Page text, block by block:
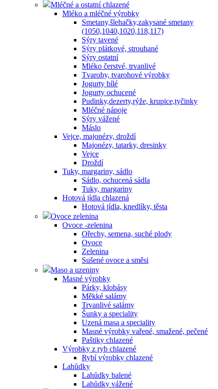
Mléčné a ostatní chlazené
Mléko a mléčné výrobky
Smetany,šlehačky,zakysané smetany
(1050,1040,1020,118,117)
Sýry tavené
Sýry plátkové, strouhané
Sýry ostatní
Mléko čerstvé, trvanlivé
Tvarohy, tvarohové výrobky
Jogurty bílé
Jogurty ochucené
Pudinky,dezerty,rýže, krupice,tyčinky
Mléčné nápoje
Sýry vážené
Máslo
Vejce, majonézy, droždí
Majonézy, tatarky, dresinky
Vejce
Droždí
Tuky, margariny, sádlo
Sádlo, ochucená sádla
Tuky, margariny
Hotová jídla chlazená
Hotová jídla, knedlíky, těsta
Ovoce zelenina
Ovoce -zelenina
Ořechy, semena, suché plody
Ovoce
Zelenina
Sušené ovoce a směsi
Maso a uzeniny
Masné výrobky
Párky, klobásy
Měkké salámy
Trvanlivé salámy
Šunky a speciality
Uzená masa a speciality
Masné výrobky vařené, smažené, pečené
Paštiky chlazené
Výrobky z ryb chlazené
Rybí výrobky chlazené
Lahůdky
Lahůdky balené
Lahůdky vážené